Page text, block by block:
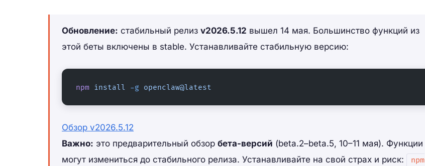
Обновление: стабильный релиз v2026.5.12 вышел 14 мая. Большинство функций из
этой беты включены в stable. Устанавливайте стабильную версию:
npm install -g openclaw@latest
Обзор v2026.5.12
Важно: это предварительный обзор бета-версий (beta.2–beta.5, 10–11 мая). Функции
могут измениться до стабильного релиза. Устанавливайте на свой страх и риск:
npm